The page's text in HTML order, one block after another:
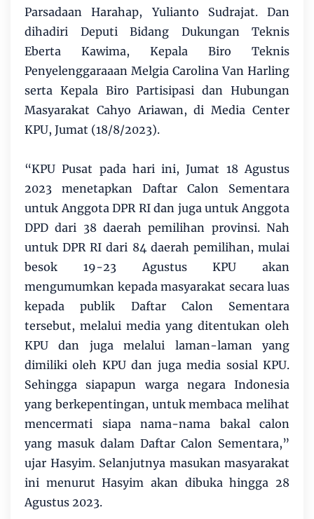
Parsadaan Harahap, Yulianto Sudrajat. Dan
dihadiri Deputi Bidang Dukungan Teknis
Eberta Kawima, Kepala Biro Teknis
Penyelenggaraaan Melgia Carolina Van Harling
serta Kepala Biro Partisipasi dan Hubungan
Masyarakat Cahyo Ariawan, di Media Center
KPU, Jumat (18/8/2023).
“KPU Pusat pada hari ini, Jumat 18 Agustus
2023 menetapkan Daftar Calon Sementara
untuk Anggota DPR RI dan juga untuk Anggota
DPD dari 38 daerah pemilihan provinsi. Nah
untuk DPR RI dari 84 daerah pemilihan, mulai
besok 19-23 Agustus KPU akan
mengumumkan kepada masyarakat secara luas
kepada publik Daftar Calon Sementara
tersebut, melalui media yang ditentukan oleh
KPU dan juga melalui laman-laman yang
dimiliki oleh KPU dan juga media sosial KPU.
Sehingga siapapun warga negara Indonesia
yang berkepentingan, untuk membaca melihat
mencermati siapa nama-nama bakal calon
yang masuk dalam Daftar Calon Sementara,”
ujar Hasyim. Selanjutnya masukan masyarakat
ini menurut Hasyim akan dibuka hingga 28
Agustus 2023.